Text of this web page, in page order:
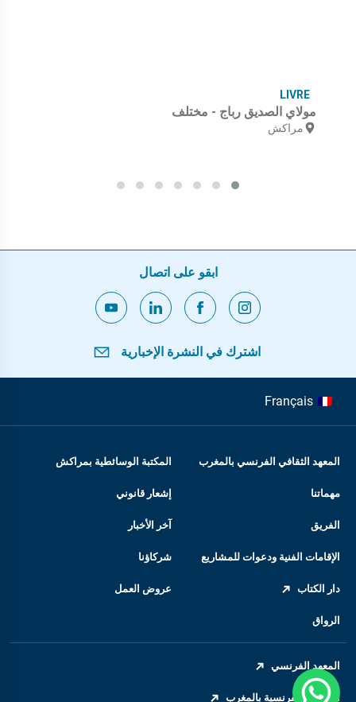
LIVRE
مولاي الصديق رباج - مختلف
مراكش
ابقو على اتصال
اشترك في النشرة الإخبارية
Français
المعهد الثقافي الفرنسي بالمغرب المكتبة الوسائطية بمراكش
مهماتنا إشعار قانوني
الفريق آخر الأخبار
الإقامات الفنية ودعوات للمشاريع شركاؤنا
دار الكتاب عروض العمل
الرواق
المعهد الفرنسي
السفارة الفرنسية بالمغرب